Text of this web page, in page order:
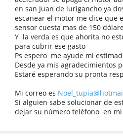
en san Juan de lurigancho ya
escanear el motor me dice que
sensor cuesta mas de 150
Y la verda es que ahorita no
para cubrir ese gasto
Ps espero me ayude mi
Desde ya mis agradecimientos
Estaré esperando su pronta
Mi correo es
Si alguien sabe solucionar de
dejar su número teléfono en mi